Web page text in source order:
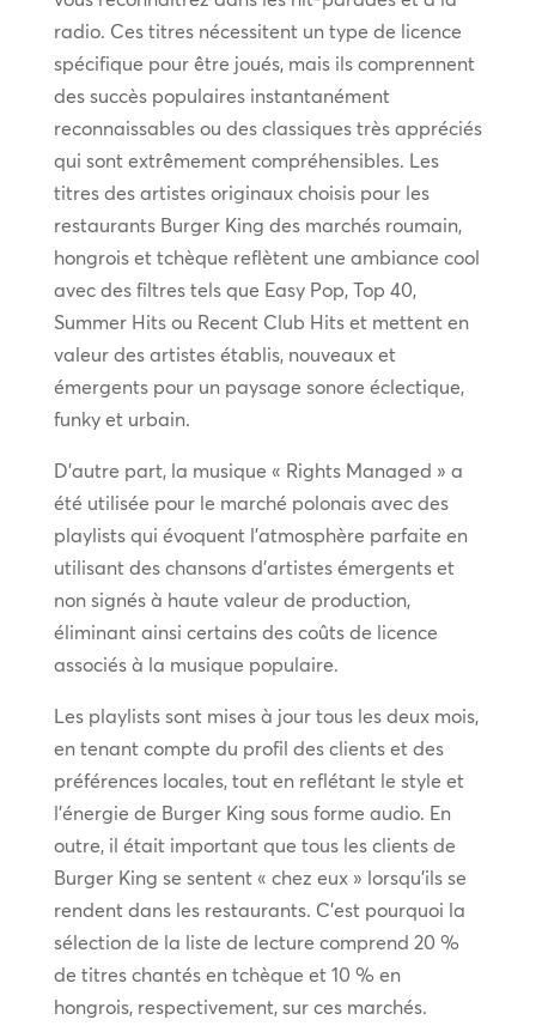
radio. Ces titres nécessitent un type de licence
spécifique pour être joués, mais ils comprennent
des succès populaires instantanément
reconnaissables ou des classiques très appréciés
qui sont extrêmement compréhensibles. Les
titres des artistes originaux choisis pour les
restaurants Burger King des marchés roumain,
hongrois et tchèque reflètent une ambiance cool
avec des filtres tels que Easy Pop, Top 40,
Summer Hits ou Recent Club Hits et mettent en
valeur des artistes établis, nouveaux et
émergents pour un paysage sonore éclectique,
funky et urbain.
D’autre part, la musique « Rights Managed » a
été utilisée pour le marché polonais avec des
playlists qui évoquent l’atmosphère parfaite en
utilisant des chansons d’artistes émergents et
non signés à haute valeur de production,
éliminant ainsi certains des coûts de licence
associés à la musique populaire.
Les playlists sont mises à jour tous les deux mois,
en tenant compte du profil des clients et des
préférences locales, tout en reflétant le style et
l’énergie de Burger King sous forme audio. En
outre, il était important que tous les clients de
Burger King se sentent « chez eux » lorsqu’ils se
rendent dans les restaurants. C’est pourquoi la
sélection de la liste de lecture comprend 20 %
de titres chantés en tchèque et 10 % en
hongrois, respectivement, sur ces marchés.